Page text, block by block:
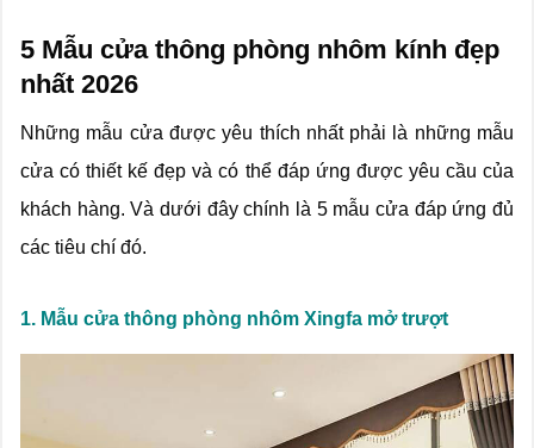
5 Mẫu cửa thông phòng nhôm kính đẹp
nhất 2026
Những mẫu cửa được yêu thích nhất phải là những mẫu
cửa có thiết kế đẹp và có thể đáp ứng được yêu cầu của
khách hàng. Và dưới đây chính là 5 mẫu cửa đáp ứng đủ
các tiêu chí đó.
1. Mẫu cửa thông phòng nhôm Xingfa mở trượt